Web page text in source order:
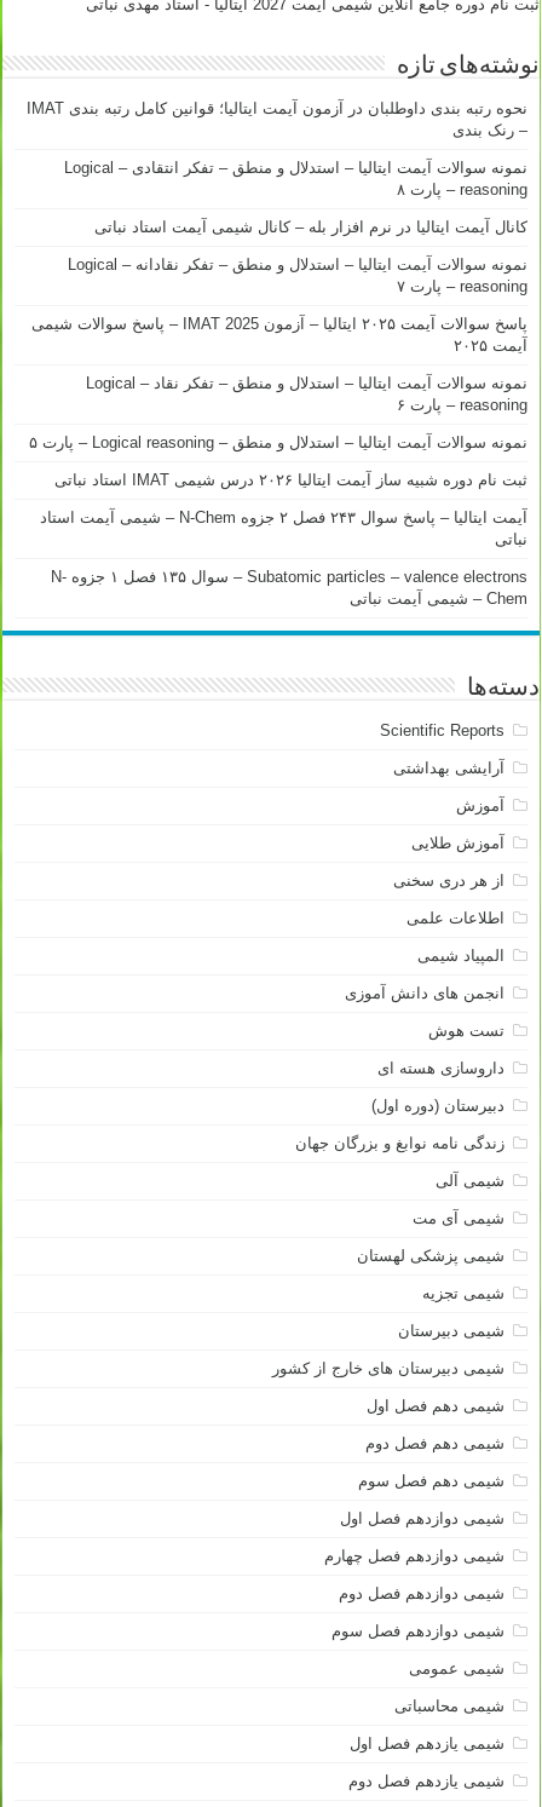
ثبت نام دوره جامع آنلاین شیمی آیمت 2027 ایتالیا - استاد مهدی نباتی
نوشته‌های تازه
نحوه رتبه بندی داوطلبان در آزمون آیمت ایتالیا؛ قوانین کامل رتبه بندی IMAT
– رنک بندی
نمونه سوالات آیمت ایتالیا – استدلال و منطق – تفکر انتقادی – Logical
reasoning – پارت ۸
کانال آیمت ایتالیا در نرم افزار بله – کانال شیمی آیمت استاد نباتی
نمونه سوالات آیمت ایتالیا – استدلال و منطق – تفکر نقادانه – Logical
reasoning – پارت ۷
پاسخ سوالات آیمت ۲۰۲۵ ایتالیا – آزمون IMAT 2025 – پاسخ سوالات شیمی
آیمت ۲۰۲۵
نمونه سوالات آیمت ایتالیا – استدلال و منطق – تفکر نقاد – Logical
reasoning – پارت ۶
نمونه سوالات آیمت ایتالیا – استدلال و منطق – Logical reasoning – پارت ۵
ثبت نام دوره شبیه ساز آیمت ایتالیا ۲۰۲۶ درس شیمی IMAT استاد نباتی
آیمت ایتالیا – پاسخ سوال ۲۴۳ فصل ۲ جزوه N-Chem – شیمی آیمت استاد
نباتی
Subatomic particles – valence electrons – سوال ۱۳۵ فصل ۱ جزوه N-
Chem – شیمی آیمت نباتی
دسته‌ها
Scientific Reports
آرایشی بهداشتی
آموزش
آموزش طلایی
از هر دری سخنی
اطلاعات علمی
المپیاد شیمی
انجمن های دانش آموزی
تست هوش
داروسازی هسته ای
دبیرستان (دوره اول)
زندگی نامه نوابغ و بزرگان جهان
شیمی آلی
شیمی آی مت
شیمی پزشکی لهستان
شیمی تجزیه
شیمی دبیرستان
شیمی دبیرستان های خارج از کشور
شیمی دهم فصل اول
شیمی دهم فصل دوم
شیمی دهم فصل سوم
شیمی دوازدهم فصل اول
شیمی دوازدهم فصل چهارم
شیمی دوازدهم فصل دوم
شیمی دوازدهم فصل سوم
شیمی عمومی
شیمی محاسباتی
شیمی یازدهم فصل اول
شیمی یازدهم فصل دوم